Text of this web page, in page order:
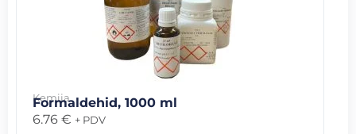
Kemija
Formaldehid, 1000 ml
6.76 € + PDV